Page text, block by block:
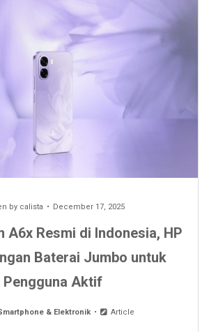
by calista December 17, 2025
A6x Resmi di Indonesia, HP
Baterai Jumbo untuk
Pengguna Aktif
& Elektronik Article